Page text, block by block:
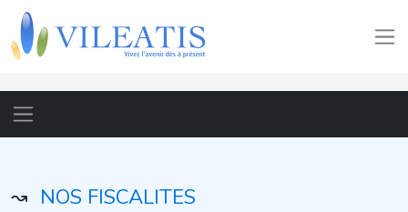
↝ NOS FISCALITES